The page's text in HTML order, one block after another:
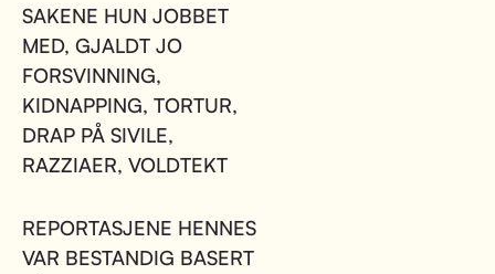
SAKENE HUN JOBBET
MED, GJALDT JO
FORSVINNING,
KIDNAPPING, TORTUR,
DRAP PÅ SIVILE,
RAZZIAER, VOLDTEKT
REPORTASJENE HENNES
VAR BESTANDIG BASERT